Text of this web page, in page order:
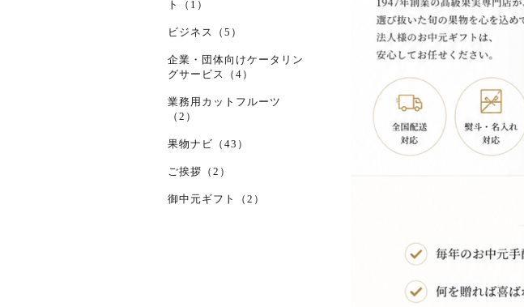
ト（1）
ビジネス（5）
企業・団体向けケータリン
グサービス（4）
業務用カットフルーツ
（2）
果物ナビ（43）
ご挨拶（2）
御中元ギフト（2）